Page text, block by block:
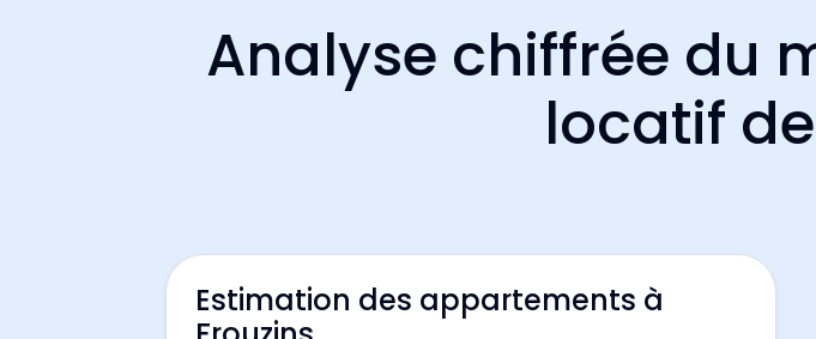
Analyse chiffrée du
locatif
Estimation des appartements à